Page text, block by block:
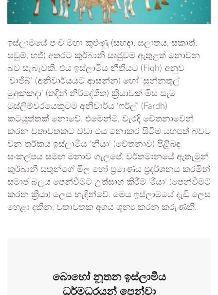
ඉස්ලාමයේ පංච මහා කුළුණු (සහදා, සලාතය, සකාත්,
සවුම්, හජ්) අතරට කුර්බානි සෘජුවම ඇතුළත් නොවන
බව සැබෑවකි. එය ඉස්ලාමීය නීතියට (Fiqh) අනුව
‘වාජිබ්’ (අනිවාර්යයට ආසන්න) හෝ ‘සුන්නතුල්
මුඅක්කදා’ (තදින් නිර්දේශිත) ක්‍රියාවක් මිස සෑම
මුස්ලිම්වරයෙකුටම අනිවාර්ය ‘ෆර්ල්’ (Fardh)
කටයුත්තක් නොවේ. එමෙන්ම, වැරදි චේතනාවෙන්
කරන වතාවතකට වඩා එය නොකර සිටීම යහපත් බවට
වන තර්කය ඉස්ලාමීය ‘නියා’ (චේතනාව) පිළිබඳ
සංකල්පය සමඟ මනාව ගැලපේ. වර්තමානයේ ඇතැමුන්
කුර්බානි සතුන්ගේ මිල හෝ ප්‍රමාණය ප්‍රදර්ශනය කරමින්
සමාජ බලය පෙන්වීමට උත්සාහ කිරීම ‘රියා’ (පෙන්වීමට
කරන ක්‍රියා) ලෙස හැඳින්වේ. මෙය ඉස්ලාමයේ දැඩි ලෙස
හෙළා දකින, වතාවතක අගය ශූන්‍ය කරන කරුණකි.
බොහෝ නූතන ඉස්ලාමීය
ධර්මධරයන් පෙන්වා